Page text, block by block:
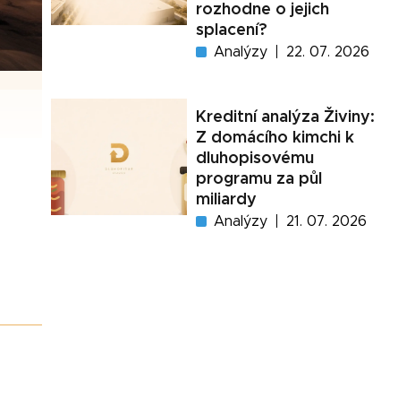
rozhodne o jejich
splacení?
Analýzy 22. 07. 2026
Kreditní analýza Živiny:
Z domácího kimchi k
dluhopisovému
programu za půl
miliardy
Analýzy 21. 07. 2026